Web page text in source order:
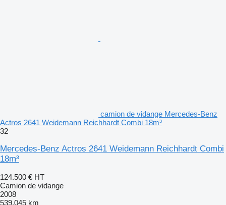
camion de vidange Mercedes-Benz
Actros 2641 Weidemann Reichhardt Combi 18m³
32
Mercedes-Benz Actros 2641 Weidemann Reichhardt Combi
18m³
124.500 € HT
Camion de vidange
2008
539.045 km